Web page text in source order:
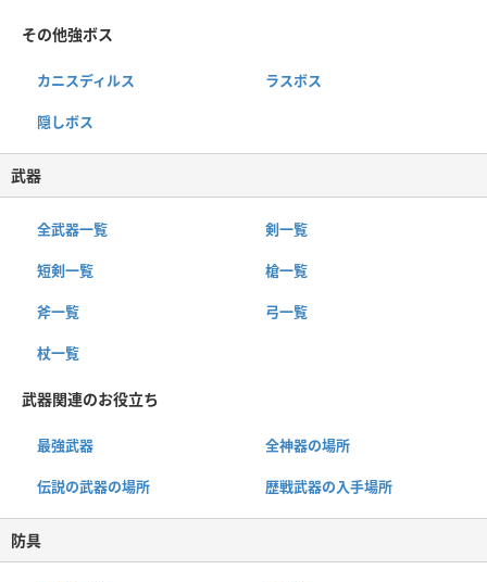
その他強ボス
カニスディルス ラスボス
隠しボス
武器
全武器一覧 剣一覧
短剣一覧 槍一覧
斧一覧 弓一覧
杖一覧
武器関連のお役立ち
最強武器 全神器の場所
伝説の武器の場所 歴戦武器の入手場所
防具